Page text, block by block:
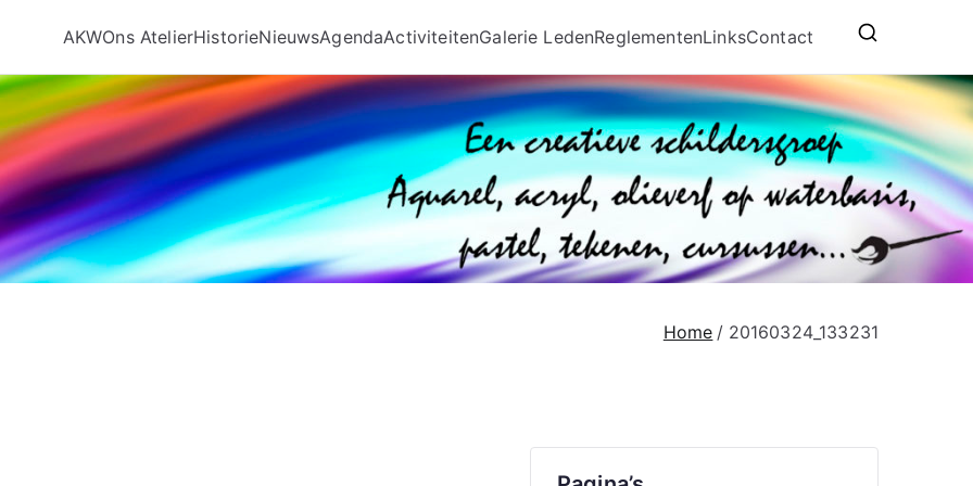
AKWOns AtelierHistorieNieuwsAgendaActiviteitenGalerie LedenReglementenLinksContact
Home 20160324_133231